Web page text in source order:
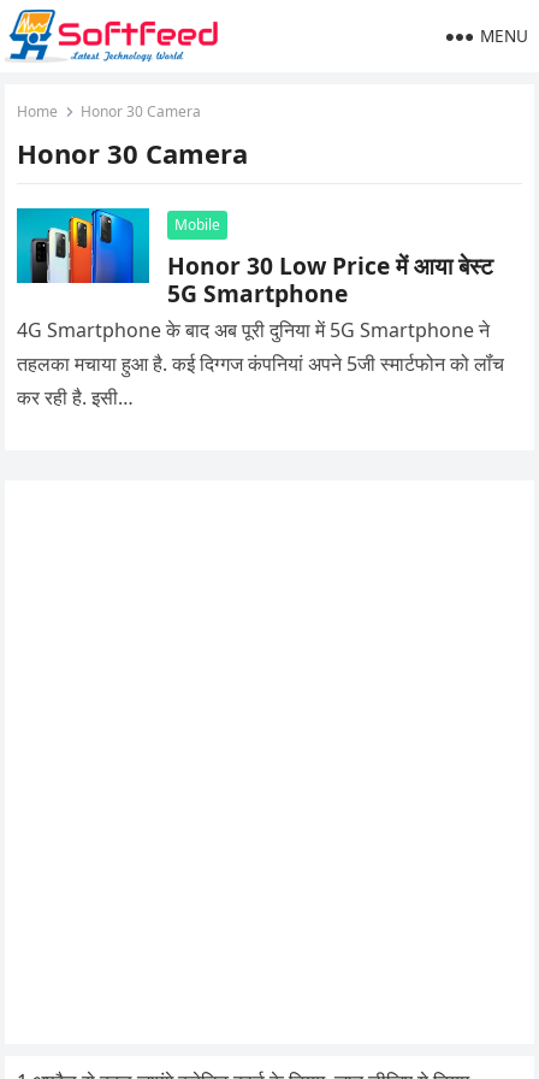
MENU
Home Honor 30 Camera
Honor 30 Camera
Mobile
Honor 30 Low Price में आया बेस्ट
5G Smartphone
4G Smartphone के बाद अब पूरी दुनिया में 5G Smartphone ने
तहलका मचाया हुआ है. कई दिग्गज कंपनियां अपने 5जी स्मार्टफोन को लॉंच
कर रही है. इसी…